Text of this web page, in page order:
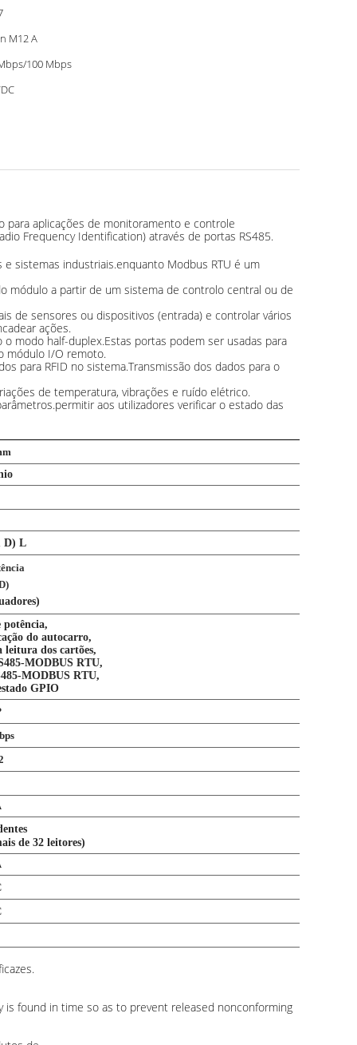
M12 A
100 Mbps
para aplicações de monitoramento e controle
Frequency Identification) através de portas RS485.
sistemas industriais.enquanto Modbus RTU é um
módulo a partir de um sistema de controlo central ou de
de sensores ou dispositivos (entrada) e controlar vários
ações.
modo half-duplex.Estas portas podem ser usadas para
módulo I/O remoto.
para RFID no sistema.Transmissão dos dados para o
de temperatura, vibrações e ruído elétrico.
aos utilizadores verificar o estado das
D) L
potência,
do autocarro,
leitura dos cartões,
MODBUS RTU,
MODBUS RTU,
GPIO
de 32 leitores)
found in time so as to prevent released nonconforming